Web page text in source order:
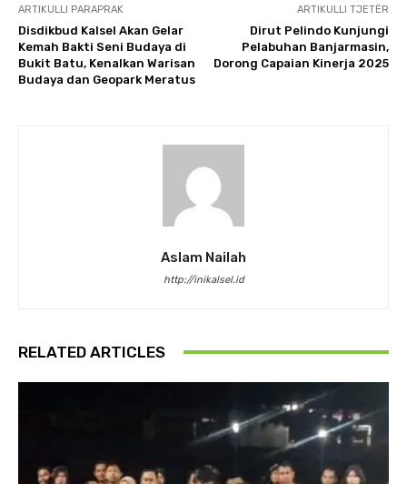
ARTIKULLI PARAPRAK
Disdikbud Kalsel Akan Gelar
Kemah Bakti Seni Budaya di
Bukit Batu, Kenalkan Warisan
Budaya dan Geopark Meratus
ARTIKULLI TJETËR
Dirut Pelindo Kunjungi
Pelabuhan Banjarmasin,
Dorong Capaian Kinerja 2025
Aslam Nailah
http://inikalsel.id
RELATED ARTICLES